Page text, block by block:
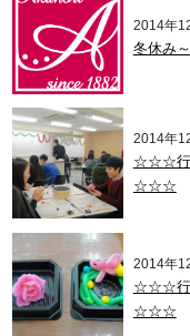
2014年
冬休み
2014年
☆☆☆行
☆☆☆
2014年
☆☆☆行
☆☆☆